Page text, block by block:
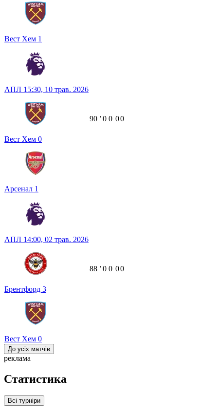
Вест Хем 1
АПЛ 15:30, 10 трав. 2026
Вест Хем 0
Арсенал 1
90 ʼ0 0 00
АПЛ 14:00, 02 трав. 2026
Брентфорд 3
Вест Хем 0
88 ʼ0 0 00
До усіх матчів
реклама
Статистика
Всі турніри